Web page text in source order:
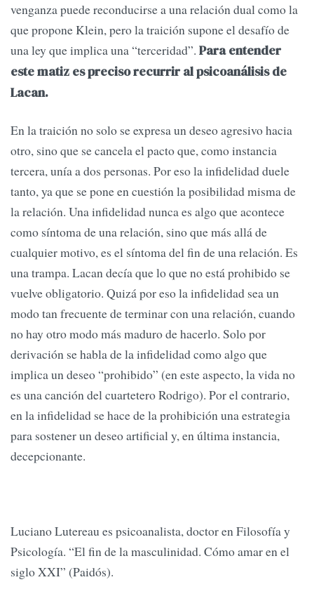
venganza puede reconducirse a una relación dual como la
que propone Klein, pero la traición supone el desafío de
una ley que implica una “terceridad”. Para entender
este matiz es preciso recurrir al psicoanálisis de
Lacan.
En la traición no solo se expresa un deseo agresivo hacia
otro, sino que se cancela el pacto que, como instancia
tercera, unía a dos personas. Por eso la infidelidad duele
tanto, ya que se pone en cuestión la posibilidad misma de
la relación. Una infidelidad nunca es algo que acontece
como síntoma de una relación, sino que más allá de
cualquier motivo, es el síntoma del fin de una relación. Es
una trampa. Lacan decía que lo que no está prohibido se
vuelve obligatorio. Quizá por eso la infidelidad sea un
modo tan frecuente de terminar con una relación, cuando
no hay otro modo más maduro de hacerlo. Solo por
derivación se habla de la infidelidad como algo que
implica un deseo “prohibido” (en este aspecto, la vida no
es una canción del cuartetero Rodrigo). Por el contrario,
en la infidelidad se hace de la prohibición una estrategia
para sostener un deseo artificial y, en última instancia,
decepcionante.
Luciano Lutereau es psicoanalista, doctor en Filosofía y
Psicología. “El fin de la masculinidad. Cómo amar en el
siglo XXI” (Paidós).